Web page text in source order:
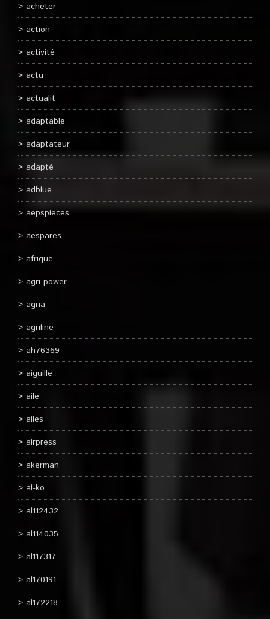
acheter
action
activité
actu
actualit
adaptable
adaptateur
adapté
adblue
aepspieces
aespares
afrique
agri-power
agria
agriline
ah76369
aiguille
aile
ailes
airpress
akerman
al-ko
al112432
al114035
al117317
al170191
al172218